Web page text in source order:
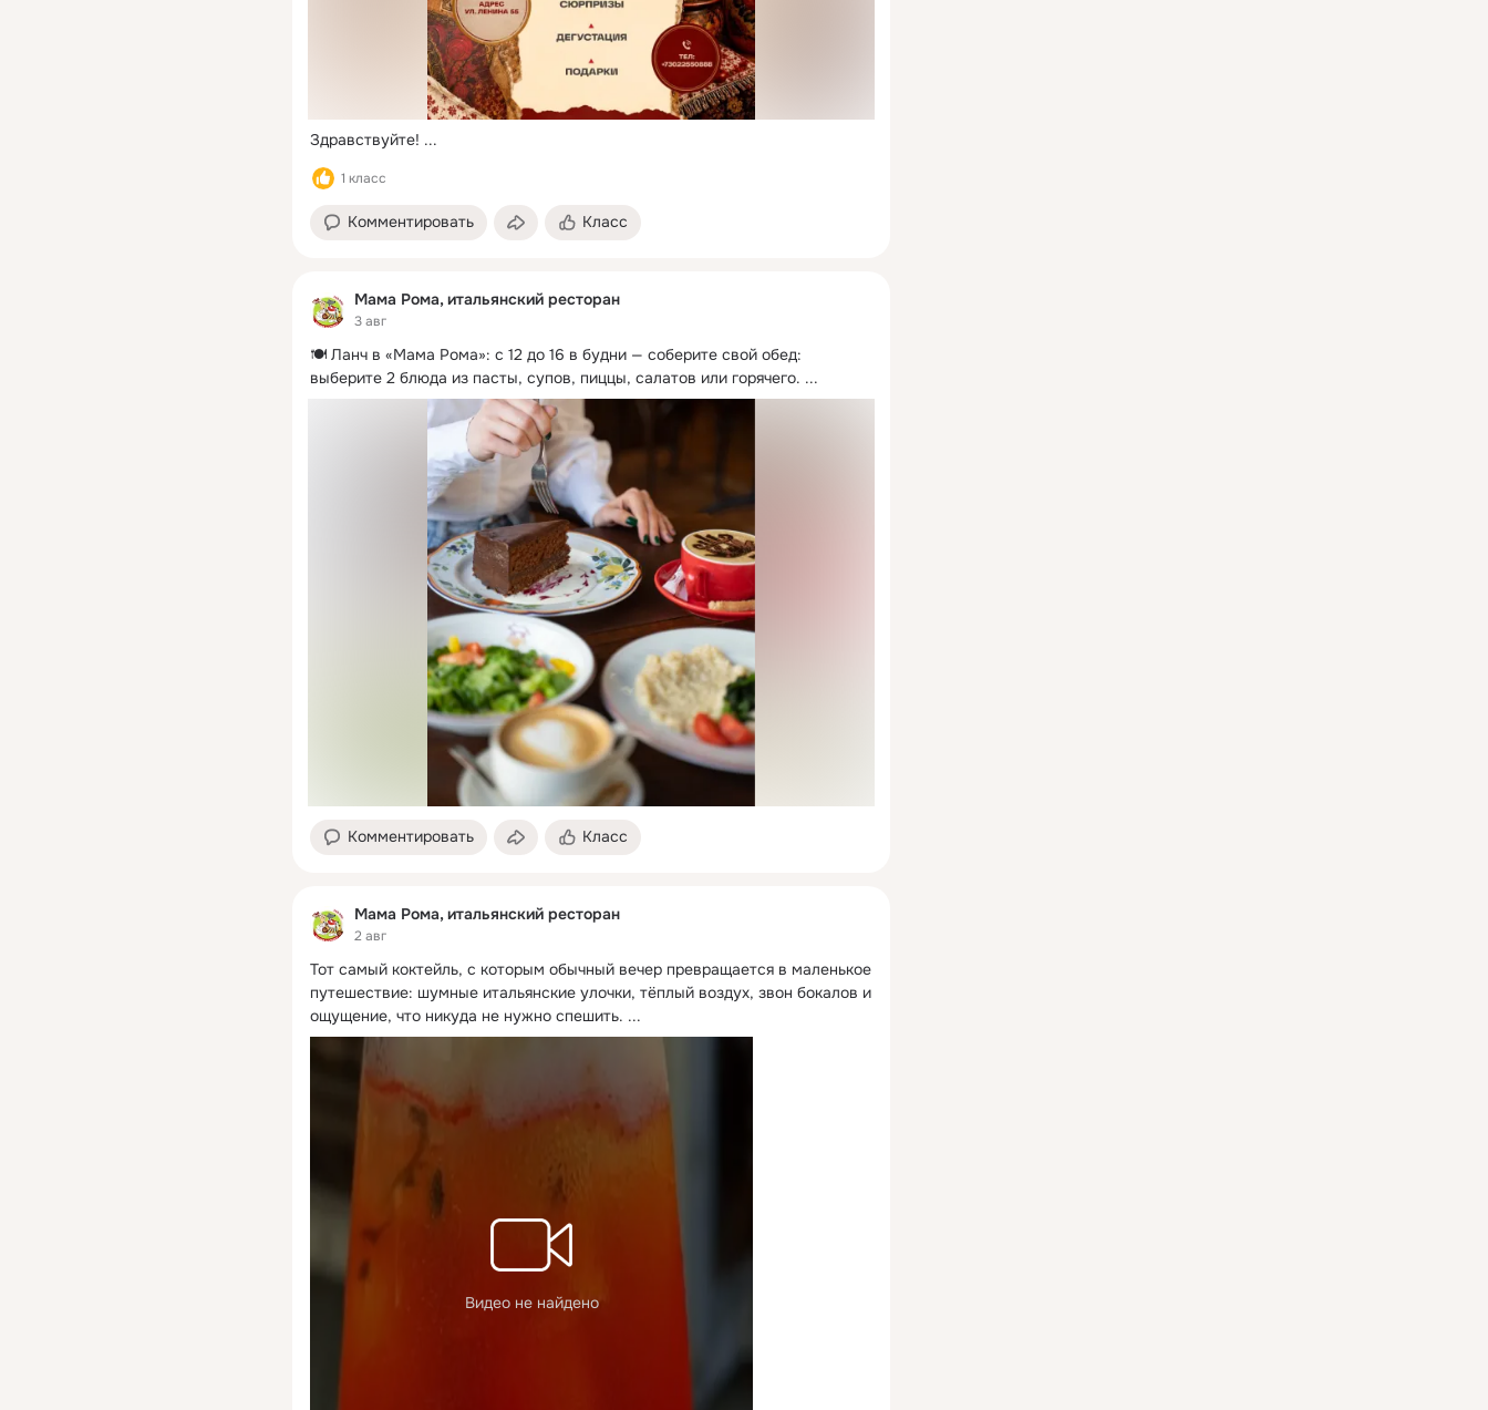
Здравствуйте! ...
1 класс
Комментировать Класс
Мама Рома, итальянский ресторан
3 авг
🍽️ Ланч в «Мама Рома»: с 12 до 16 в будни — соберите свой обед:
выберите 2 блюда из пасты, супов, пиццы, салатов или горячего. ...
Комментировать Класс
Мама Рома, итальянский ресторан
2 авг
Тот самый коктейль, с которым обычный вечер превращается в маленькое
путешествие: шумные итальянские улочки, тёплый воздух, звон бокалов и
ощущение, что никуда не нужно спешить. ...
Видео не найдено